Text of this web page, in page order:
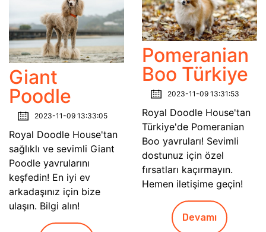
Giant
Poodle
2023-11-09 13:33:05
Royal Doodle House'tan
sağlıklı ve sevimli Giant
Poodle yavrularını
keşfedin! En iyi ev
arkadaşınız için bize
ulaşın. Bilgi alın!
Pomeranian
Boo Türkiye
2023-11-09 13:31:53
Royal Doodle House'tan
Türkiye'de Pomeranian
Boo yavruları! Sevimli
dostunuz için özel
fırsatları kaçırmayın.
Hemen iletişime geçin!
Devamı